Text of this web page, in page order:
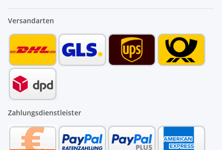
Versandarten
Zahlungsdienstleister